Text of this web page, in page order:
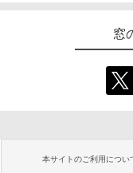
窓
本サイトのご利用につい